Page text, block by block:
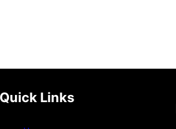
Quick Links